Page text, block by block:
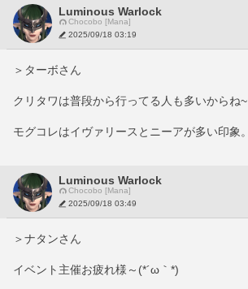
Luminous Warlock
Chocobo [Mana]
2025/09/18 03:19
＞ターボさん
クリタワは普段から行ってる人も多いからね~
モグコレはイヴァリースとニーアが多い印象。
Luminous Warlock
Chocobo [Mana]
2025/09/18 03:49
＞ナタンさん
イベント主催お疲れ様～(*´ω｀*)